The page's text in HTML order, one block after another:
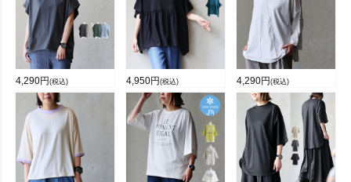
4,290円 (税込) 4,950円 (税込) 4,290円 (税込)